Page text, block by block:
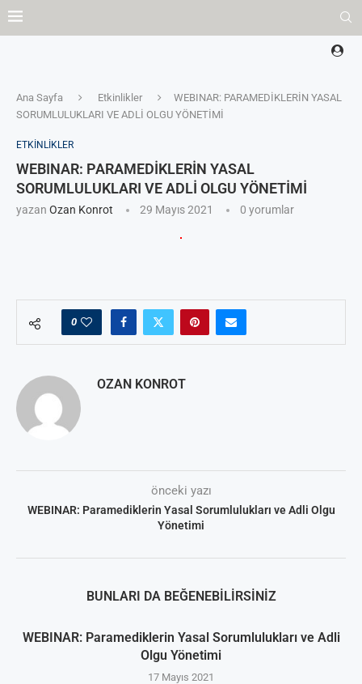
Ana Sayfa Etkinlikler
WEBINAR: PARAMEDİKLERİN YASAL
SORUMLULUKLARI VE ADLİ OLGU YÖNETİMİ
ETKINLIKLER
WEBINAR: PARAMEDİKLERİN YASAL
SORUMLULUKLARI VE ADLİ OLGU YÖNETİMİ
yazan Ozan Konrot 29 Mayıs 2021 0 yorumlar
0
OZAN KONROT
önceki yazı
WEBINAR: Paramediklerin Yasal Sorumlulukları ve Adli Olgu
Yönetimi
BUNLARI DA BEĞENEBILIRSINIZ
WEBINAR: Paramediklerin Yasal Sorumlulukları ve Adli
Olgu Yönetimi
17 Mayıs 2021